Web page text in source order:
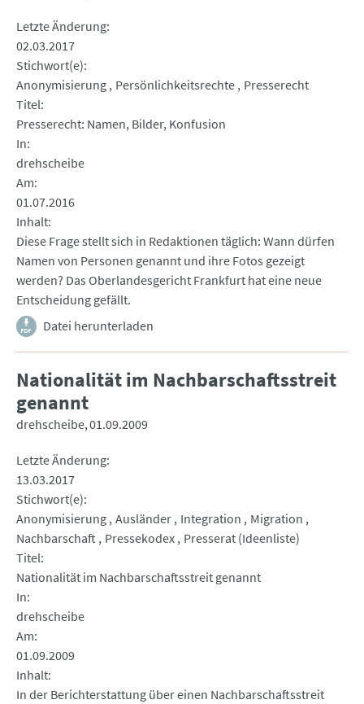
Letzte Änderung
02.03.2017
Stichwort(e)
Anonymisierung Persönlichkeitsrechte Presserecht
Titel
Presserecht: Namen, Bilder, Konfusion
In
drehscheibe
Am
01.07.2016
Inhalt
Diese Frage stellt sich in Redaktionen täglich: Wann dürfen
Namen von Personen genannt und ihre Fotos gezeigt
werden? Das Oberlandesgericht Frankfurt hat eine neue
Entscheidung gefällt.
Datei herunterladen
Nationalität im Nachbarschaftsstreit
genannt
drehscheibe 01.09.2009
Letzte Änderung
13.03.2017
Stichwort(e)
Anonymisierung Ausländer Integration
Migration
Nachbarschaft Pressekodex Presserat (Ideenliste)
Titel
Nationalität im Nachbarschaftsstreit genannt
In
drehscheibe
Am
01.09.2009
Inhalt
In der Berichterstattung über einen Nachbarschaftsstreit